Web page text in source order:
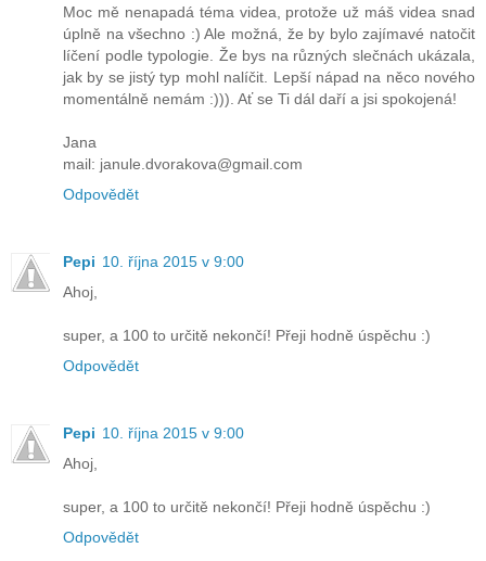
Moc mě nenapadá téma videa, protože už máš videa snad
úplně na všechno :) Ale možná, že by bylo zajímavé natočit
líčení podle typologie. Že bys na různých slečnách ukázala,
jak by se jistý typ mohl nalíčit. Lepší nápad na něco nového
momentálně nemám :))). Ať se Ti dál daří a jsi spokojená!
Jana
mail: janule.dvorakova@gmail.com
Odpovědět
Pepi 10. října 2015 v 9:00
Ahoj,
super, a 100 to určitě nekončí! Přeji hodně úspěchu :)
Odpovědět
Pepi 10. října 2015 v 9:00
Ahoj,
super, a 100 to určitě nekončí! Přeji hodně úspěchu :)
Odpovědět